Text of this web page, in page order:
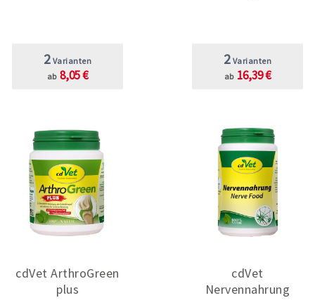
2 Varianten
ab 8,05 €
2 Varianten
ab 16,39 €
cdVet ArthroGreen
plus
cdVet
Nervennahrung